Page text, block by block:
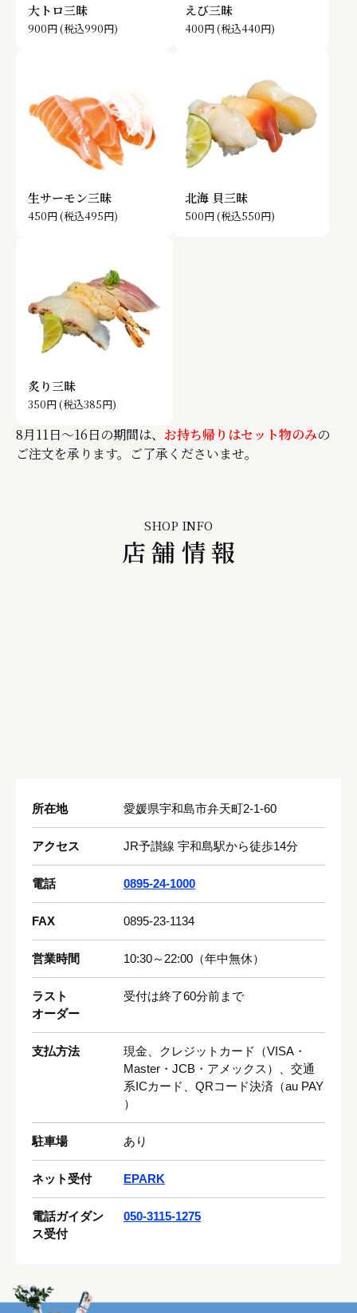
大トロ三昧
900円(税込990円)
えび三昧
400円(税込440円)
生サーモン三昧
450円(税込495円)
北海 貝三昧
500円(税込550円)
炙り三昧
350円(税込385円)
(税込495円) (税込495円)
(税込385円) (税込385円)
(税込550円)
(税込264円)
(税込385円)
(税込385円) (税込308円)
(税込1,980円)
(税込1,320円) (税込1,980円)
(税込308円)
8月11日〜16日の期間は、 お持ち帰りはセット物のみの
ご注文を承ります。ご了承くださいませ。
(税込1,944円) (税込1,728円)
(税込1,512円)
SHOP INFO
店舗情報
所在地 愛媛県宇和島市弁天町2-1-60
アクセス JR予讃線 宇和島駅から徒歩14分
電話 0895-24-1000
FAX 0895-23-1134
営業時間 10:30～22:00（年中無休）
ラスト
オーダー
受付は終了60分前まで
支払方法
現金、クレジットカード（VISA・
Master・JCB・アメックス）、交通
系ICカード、QRコード決済（au PAY
）
駐車場 あり
ネット受付 EPARK
電話ガイダン
ス受付
050-3115-1275